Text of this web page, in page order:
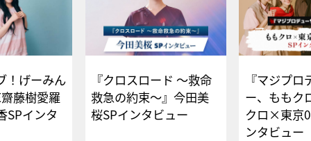
！げーみん
藤樹愛羅
SPインタ
『クロスロード ～救命
救急の約束～』今田美
桜SPインタビュー
『マジプロ
ー、ももク
クロ×東京
ンタビュー